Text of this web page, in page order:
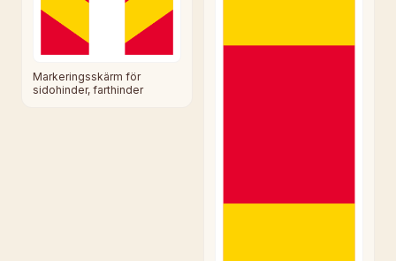
Markeringsskärm för
sidohinder, farthinder